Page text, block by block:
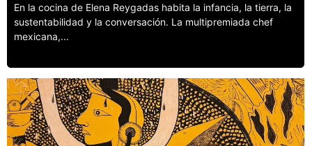
En la cocina de Elena Reygadas habita la infancia, la tierra, la
sustentabilidad y la conversación. La multipremiada chef
mexicana,...